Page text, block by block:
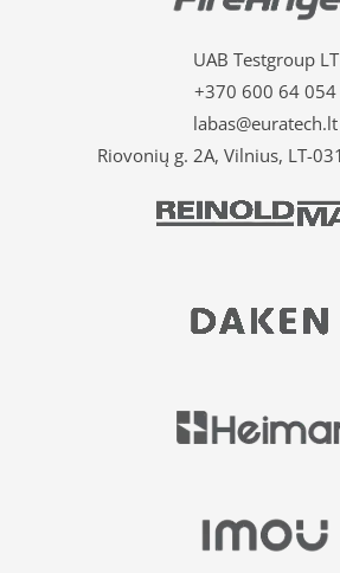
UAB Testgroup LT
+370 600 64 054
labas@euratech.lt
Riovonių g. 2A, Vilnius, LT-